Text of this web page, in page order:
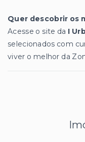
Quer descobrir os
Acesse o site da I
selecionados com
viver o melhor da